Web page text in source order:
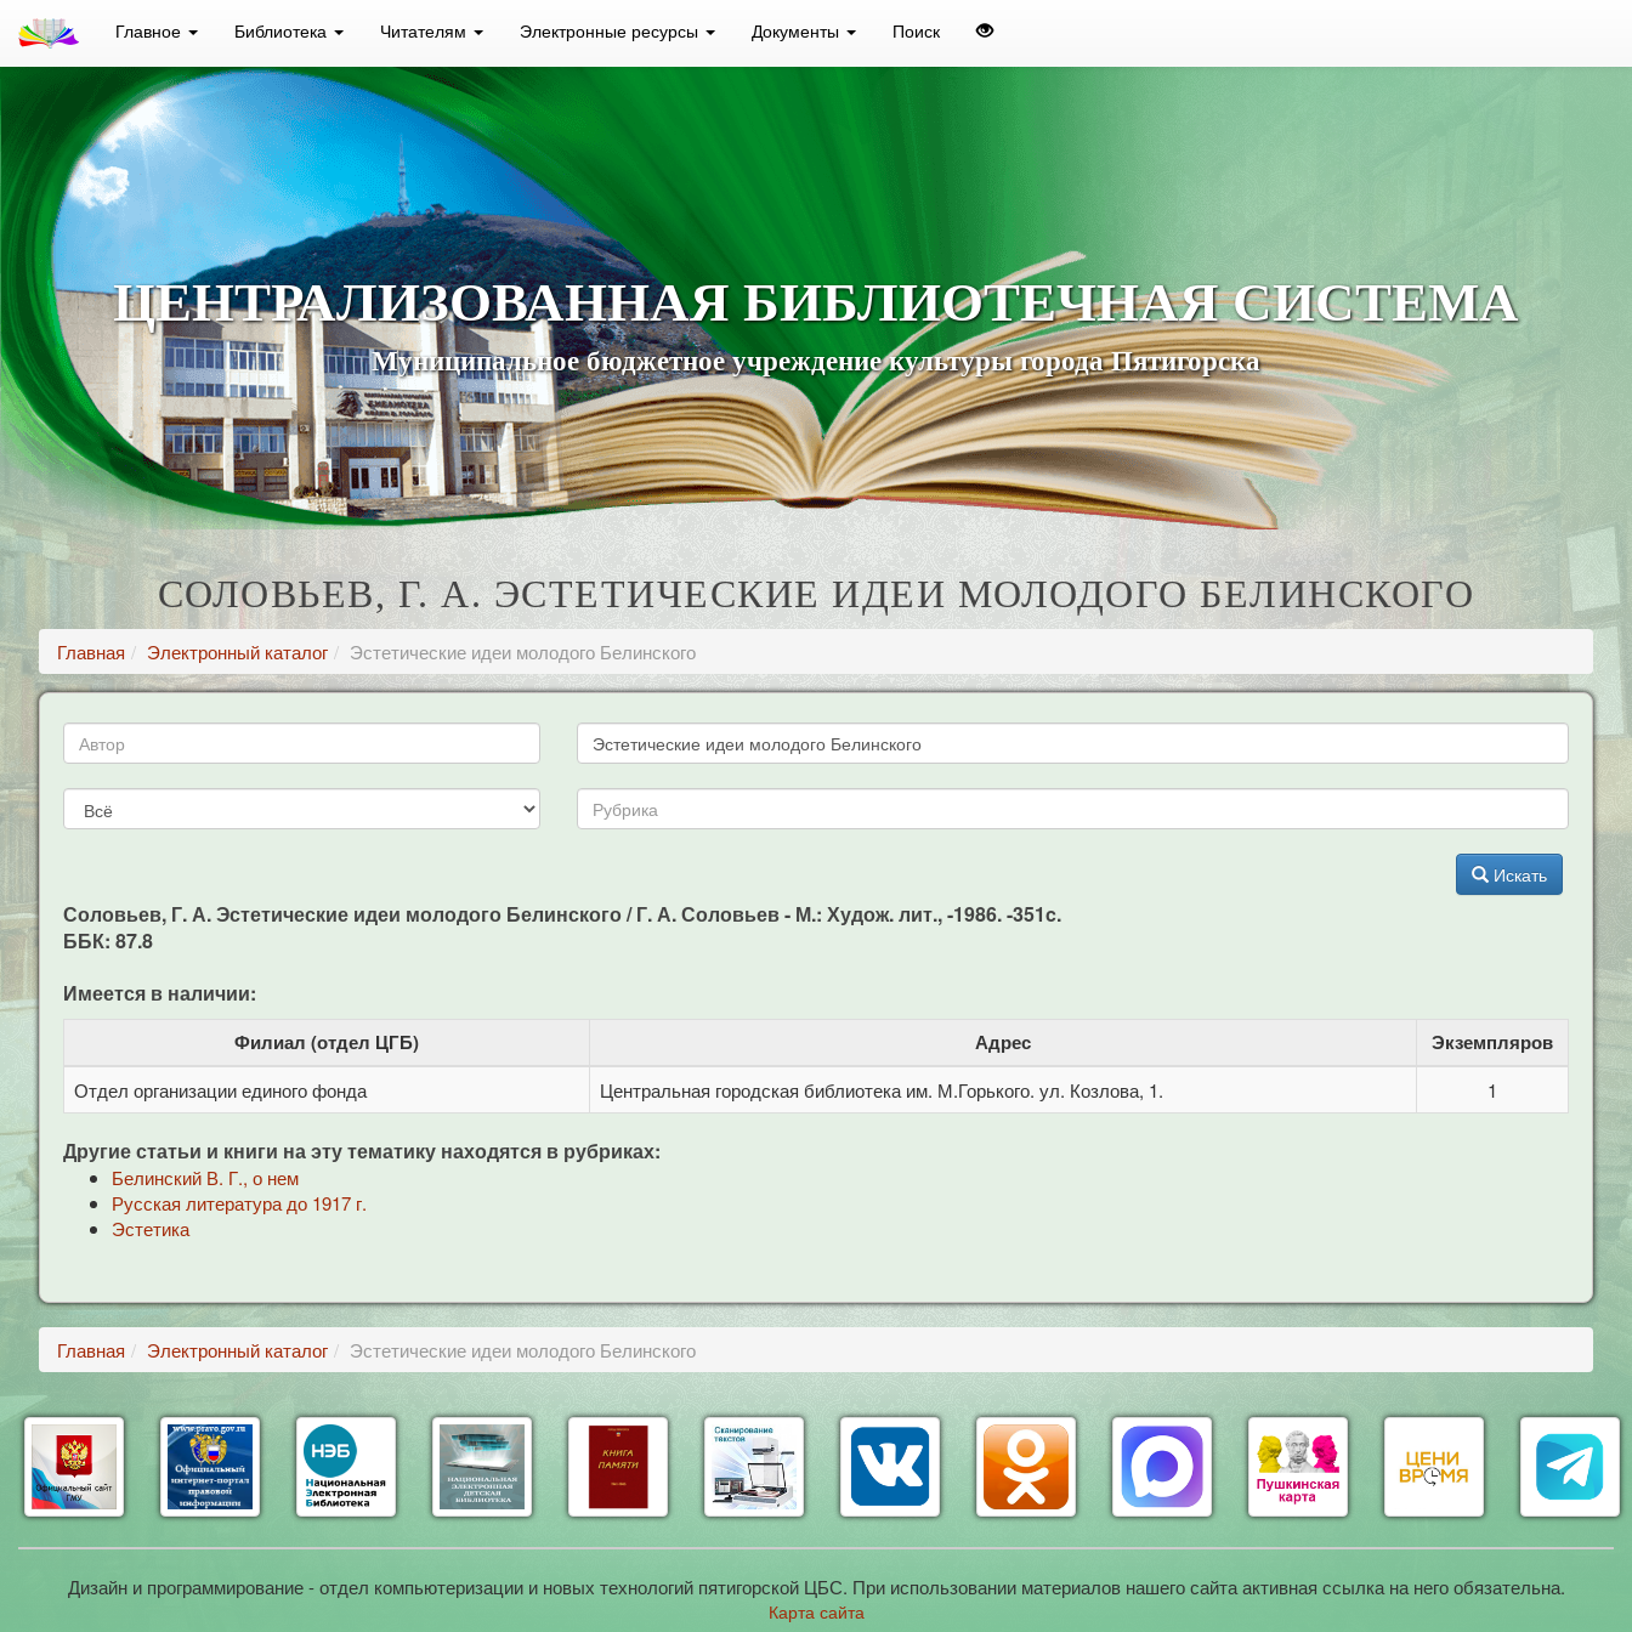
Главное Библиотека Читателям Электронные ресурсы Документы Поиск
ЦЕНТРАЛИЗОВАННАЯ БИБЛИОТЕЧНАЯ СИСТЕМА
Муниципальное бюджетное учреждение культуры города Пятигорска
СОЛОВЬЕВ, Г. А. ЭСТЕТИЧЕСКИЕ ИДЕИ МОЛОДОГО БЕЛИНСКОГО
Главная Электронный каталог Эстетические идеи молодого Белинского
Искать
Соловьев, Г. А. Эстетические идеи молодого Белинского / Г. А. Соловьев - М.: Худож. лит., -1986. -351c.
ББК: 87.8
Имеется в наличии:
Филиал (отдел ЦГБ) Адрес Экземпляров
Отдел организации единого фонда Центральная городская библиотека им. М.Горького. ул. Козлова, 1. 1
Другие статьи и книги на эту тематику находятся в рубриках:
Белинский В. Г., о нем
Русская литература до 1917 г.
Эстетика
Главная Электронный каталог Эстетические идеи молодого Белинского
Дизайн и программирование - отдел компьютеризации и новых технологий пятигорской ЦБС. При использовании материалов нашего сайта активная ссылка на него обязательна.
Карта сайта